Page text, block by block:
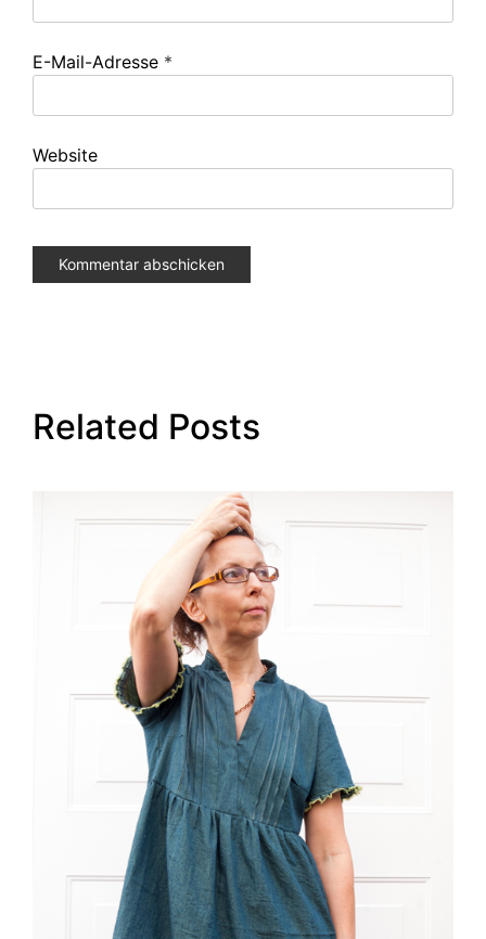
E-Mail-Adresse *
Website
Related Posts